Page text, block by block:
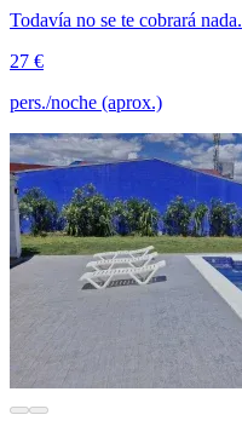
Todavía no se te cobrará nada.
27 €
pers./noche (aprox.)